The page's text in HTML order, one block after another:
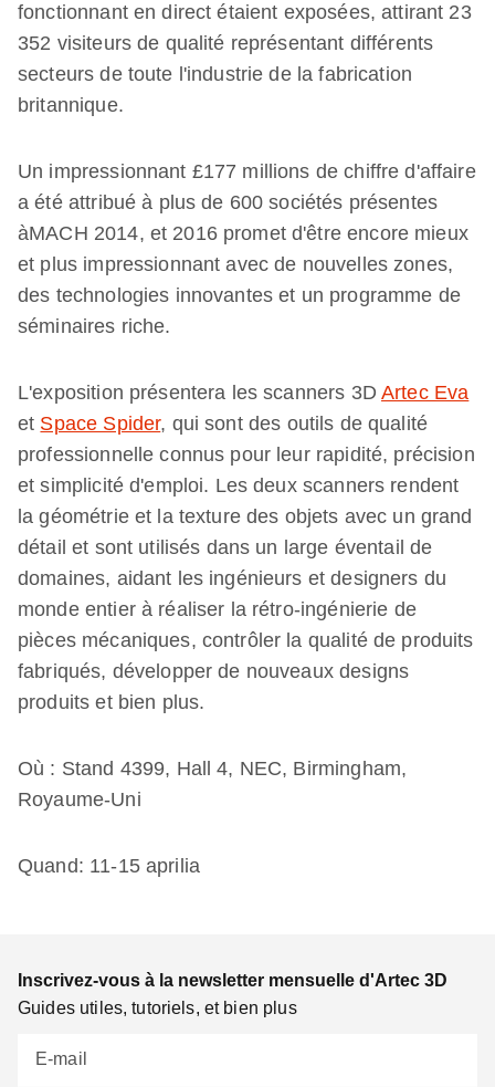
fonctionnant en direct étaient exposées, attirant 23
352 visiteurs de qualité représentant différents
secteurs de toute l'industrie de la fabrication
britannique.
Un impressionnant £177 millions de chiffre d'affaire
a été attribué à plus de 600 sociétés présentes
àMACH 2014, et 2016 promet d'être encore mieux
et plus impressionnant avec de nouvelles zones,
des technologies innovantes et un programme de
séminaires riche.
L'exposition présentera les scanners 3D Artec Eva
et Space Spider, qui sont des outils de qualité
professionnelle connus pour leur rapidité, précision
et simplicité d'emploi. Les deux scanners rendent
la géométrie et la texture des objets avec un grand
détail et sont utilisés dans un large éventail de
domaines, aidant les ingénieurs et designers du
monde entier à réaliser la rétro-ingénierie de
pièces mécaniques, contrôler la qualité de produits
fabriqués, développer de nouveaux designs
produits et bien plus.
Où : Stand 4399, Hall 4, NEC, Birmingham,
Royaume-Uni
Quand: 11-15 aprilia
Inscrivez-vous à la newsletter mensuelle d'Artec 3D
Guides utiles, tutoriels, et bien plus
E-mail